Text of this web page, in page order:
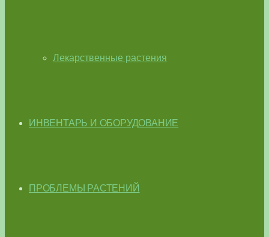
Лекарственные растения
ИНВЕНТАРЬ И ОБОРУДОВАНИЕ
ПРОБЛЕМЫ РАСТЕНИЙ